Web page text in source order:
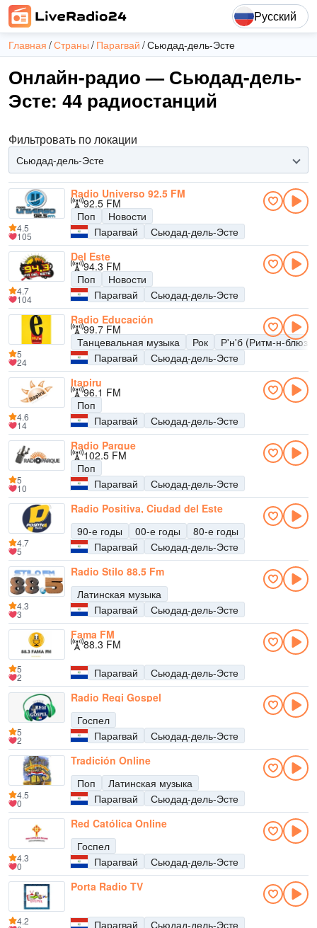
Русский
Главная Страны Парагвай Сьюдад-дель-Эсте
Онлайн-радио — Сьюдад-дель-
Эсте: 44 радиостанций
Фильтровать по локации
Сьюдад-дель-Эсте
Radio Universo 92.5 FM
92.5 FM
Поп
Новости
Парагвай
Сьюдад-дель-Эсте
4.5
105
Del Este
94.3 FM
Поп
Новости
Парагвай
Сьюдад-дель-Эсте
4.7
104
Radio Educación
99.7 FM
Танцевальная музыка
Рок
Р'н'б (Ритм-н-блюз)
Парагвай
Сьюдад-дель-Эсте
5
24
Itapiru
96.1 FM
Поп
Парагвай
Сьюдад-дель-Эсте
4.6
14
Radio Parque
102.5 FM
Поп
Парагвай
Сьюдад-дель-Эсте
5
10
Radio Positiva, Ciudad del Este
90-е годы
00-е годы
80-е годы
Парагвай
Сьюдад-дель-Эсте
4.7
5
Radio Stilo 88.5 Fm
Латинская музыка
Парагвай
Сьюдад-дель-Эсте
4.3
3
Fama FM
88.3 FM
Парагвай
Сьюдад-дель-Эсте
5
2
Radio Regi Gospel
Госпел
Парагвай
Сьюдад-дель-Эсте
5
2
Tradición Online
Поп
Латинская музыка
Парагвай
Сьюдад-дель-Эсте
4.5
0
Red Católica Online
Госпел
Парагвай
Сьюдад-дель-Эсте
4.3
0
Porta Radio TV
Парагвай Сьюдад-дель-Эсте
4.2